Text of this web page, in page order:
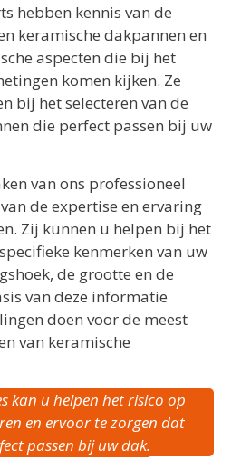
hebben kennis van de
keramische dakpannen en
aspecten die bij het
komen kijken. Ze
bij het selecteren van de
die perfect passen bij uw
van ons professioneel
de expertise en ervaring
Zij kunnen u helpen bij het
kenmerken van uw
de grootte en de
van deze informatie
doen voor de meest
van keramische
kan u helpen het risico op
en ervoor te zorgen dat
passen bij uw dak.